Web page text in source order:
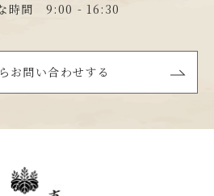
時間 9:00 - 16:30
お問い合わせする